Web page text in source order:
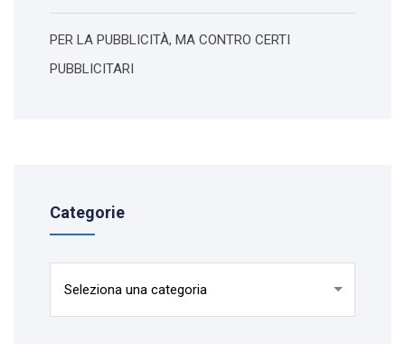
PER LA PUBBLICITÀ, MA CONTRO CERTI
PUBBLICITARI
Categorie